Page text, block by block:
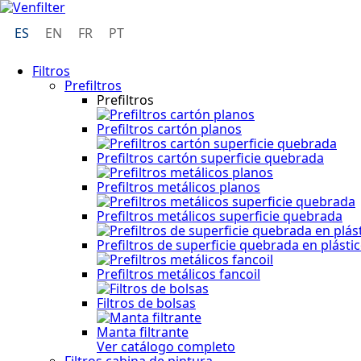
ES EN FR PT
Filtros
Prefiltros
Prefiltros
Prefiltros cartón planos
Prefiltros cartón superficie quebrada
Prefiltros metálicos planos
Prefiltros metálicos superficie quebrada
Prefiltros de superficie quebrada en
Prefiltros metálicos fancoil
Filtros de bolsas
Manta filtrante
Ver catálogo completo